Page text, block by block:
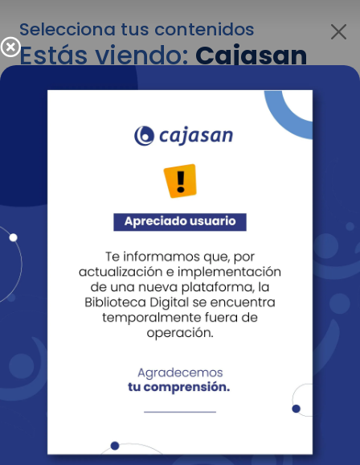
Selecciona tus contenidos
Estás viendo:Cajasan
para empresas
Para cambiar al contenido de tu interés más
adelante recuerda utilizar el menú
Entendido
Revista Fácil Vivir
Sedes Directorio Servicios En Línea